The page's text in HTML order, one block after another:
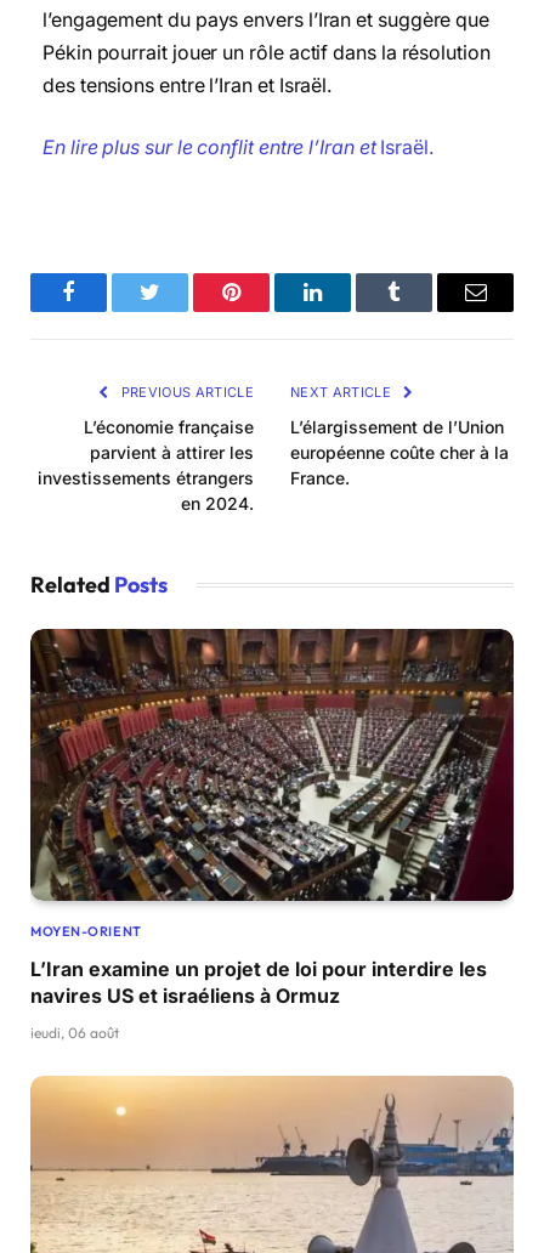
l’engagement du pays envers l’Iran et suggère que
Pékin pourrait jouer un rôle actif dans la résolution
des tensions entre l’Iran et Israël.
En lire plus sur le conflit entre l’Iran etIsraël.
FacebookTwitter Pinterest LinkedInTumblr Email
PREVIOUS ARTICLE
L’économie française
parvient à attirer les
investissements étrangers
en 2024.
NEXT ARTICLE
L’élargissement de l’Union
européenne coûte cher à la
France.
Related Posts
MOYEN-ORIENT
L’Iran examine un projet de loi pour interdire les
navires US et israéliens à Ormuz
jeudi, 06 août